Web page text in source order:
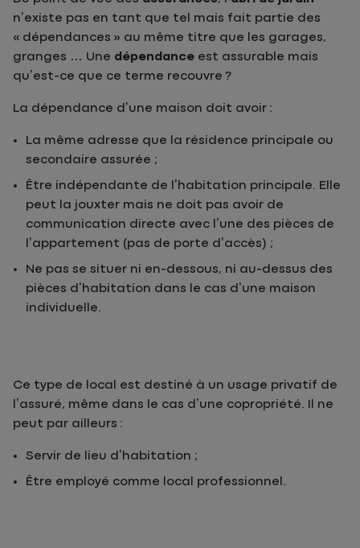
n’existe pas en tant que tel mais fait partie des
« dépendances » au même titre que les garages,
granges … Une dépendance est assurable mais
qu’est-ce que ce terme recouvre ?
La dépendance d’une maison doit avoir :
La même adresse que la résidence principale ou
secondaire assurée ;
Être indépendante de l’habitation principale. Elle
peut la jouxter mais ne doit pas avoir de
communication directe avec l’une des pièces de
l’appartement (pas de porte d’accès) ;
Ne pas se situer ni en-dessous, ni au-dessus des
pièces d’habitation dans le cas d’une maison
individuelle.
Ce type de local est destiné à un usage privatif de
l’assuré, même dans le cas d’une copropriété. Il ne
peut par ailleurs :
Servir de lieu d’habitation ;
Être employé comme local professionnel.